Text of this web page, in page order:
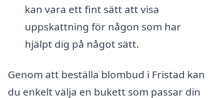
kan vara ett fint sätt att visa
uppskattning för någon som har
hjälpt dig på något sätt.
Genom att beställa blombud i Fristad kan
du enkelt välja en bukett som passar din